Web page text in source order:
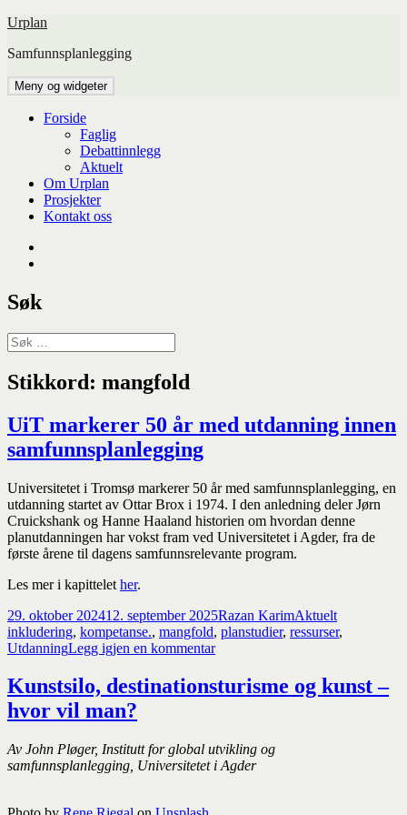
Hopp
innhold
Urplan
Samfunnsplanlegging
Meny og widgeter
Forside
Faglig
Debattinnlegg
Aktuelt
Om Urplan
Prosjekter
Kontakt oss
Søk
Søk
etter:
Stikkord: mangfold
UiT markerer 50 år med utdanning innen
samfunnsplanlegging
Universitetet i Tromsø markerer 50 år med samfunnsplanlegging, en
utdanning startet av Ottar Brox i 1974. I den anledning deler Jørn
Cruickshank og Hanne Haaland historien om hvordan denne
planutdanningen har vokst fram ved Universitetet i Agder, fra de
første årene til dagens samfunnsrelevante program.
Les mer i kapittelet her.
Publisert
29. oktober 202412. september 2025Forfatter
Razan KarimKategorier
AktueltStikkord
inkludering, kompetanse., mangfold, planstudier, ressurser,
UtdanningLegg igjen en kommentartil
markerer
50
utdanning
innen
samfunnsplanlegging
Kunstsilo, destinationsturisme og kunst –
hvor vil man?
Av John Pløger, Institutt for global utvikling og
samfunnsplanlegging, Universitetet i Agder